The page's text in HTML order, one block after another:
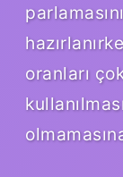
oranları